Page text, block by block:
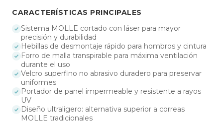
CARACTERÍSTICAS PRINCIPALES
Sistema MOLLE cortado con láser para mayor
precisión y durabilidad
Hebillas de desmontaje rápido para hombros y cintura
Forro de malla transpirable para máxima ventilación
durante el uso
Velcro superfino no abrasivo duradero para preservar
uniformes
Portador de panel impermeable y resistente a rayos
UV
Diseño ultraligero: alternativa superior a correas
MOLLE tradicionales